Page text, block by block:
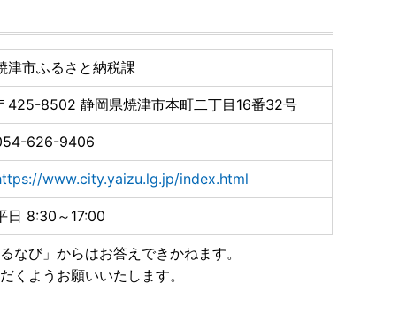
ために、焼津市ではスマートフォンのみで完結できる
アム）」アプリのダウンロードが必要です
もなう影響について
休業・営業時間短縮等の影響により、お礼品の配送に
、ご容赦ください。
理解を賜りますようお願いいたします。
り、焼津市のお礼品を表示している詐欺サイトも確認
津市ふるさと納税課
425-8502 静岡県焼津市本町二丁目16番32号
626-9406
www.city.yaizu.lg.jp/index.html
日 8:30～17:00
なび」からはお答えできかねます。
くようお願いいたします。